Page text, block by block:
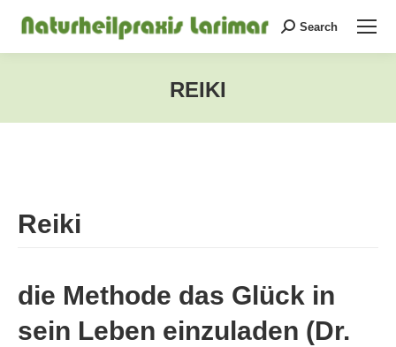
Search:
Search
REIKI
Reiki
die Methode das Glück in
sein Leben einzuladen (Dr.